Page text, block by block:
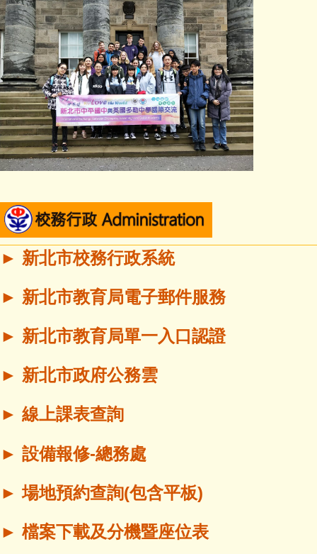
► 新北市校務行政系統
► 新北市教育局電子郵件服務
► 新北市教育局單一入口認證
► 新北市政府公務雲
► 線上課表查詢
► 設備報修-總務處
► 場地預約查詢(包含平板)
► 檔案下載及分機暨座位表